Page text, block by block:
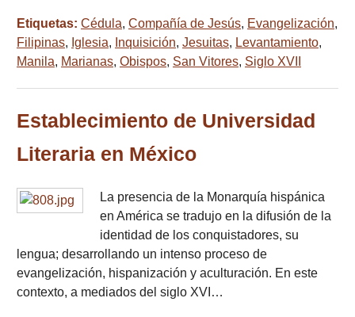
Etiquetas: Cédula, Compañía de Jesús, Evangelización,
Filipinas, Iglesia, Inquisición, Jesuitas, Levantamiento,
Manila, Marianas, Obispos, San Vitores, Siglo XVII
Establecimiento de Universidad
Literaria en México
La presencia de la Monarquía hispánica
en América se tradujo en la difusión de la
identidad de los conquistadores, su
lengua; desarrollando un intenso proceso de
evangelización, hispanización y aculturación. En este
contexto, a mediados del siglo XVI…